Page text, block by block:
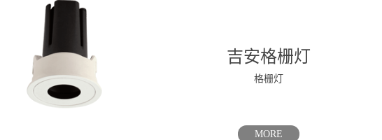
吉安格栅灯
格栅灯
MORE